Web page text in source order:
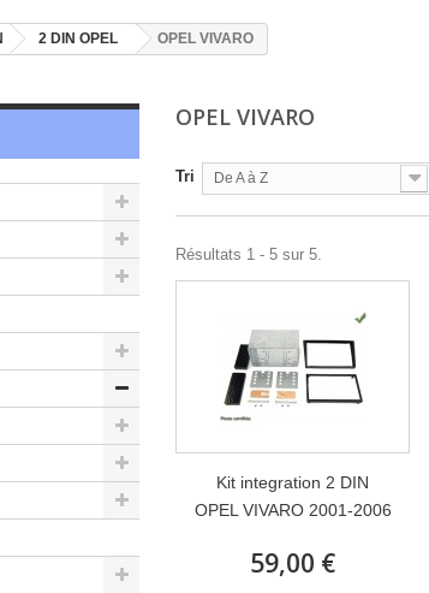
2 DIN OPEL OPEL VIVARO
OPEL VIVARO
Tri De A à Z
Résultats 1 - 5 sur 5.
Kit integration 2 DIN
OPEL VIVARO 2001-2006
59,00 €